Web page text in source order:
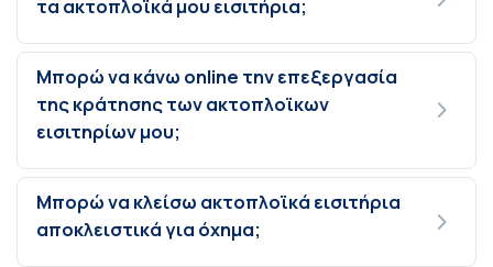
τα ακτοπλοϊκά μου εισιτήρια;
Μπορώ να κάνω online την επεξεργασία
της κράτησης των ακτοπλοϊκων
εισιτηρίων μου;
Μπορώ να κλείσω ακτοπλοϊκά εισιτήρια
αποκλειστικά για όχημα;